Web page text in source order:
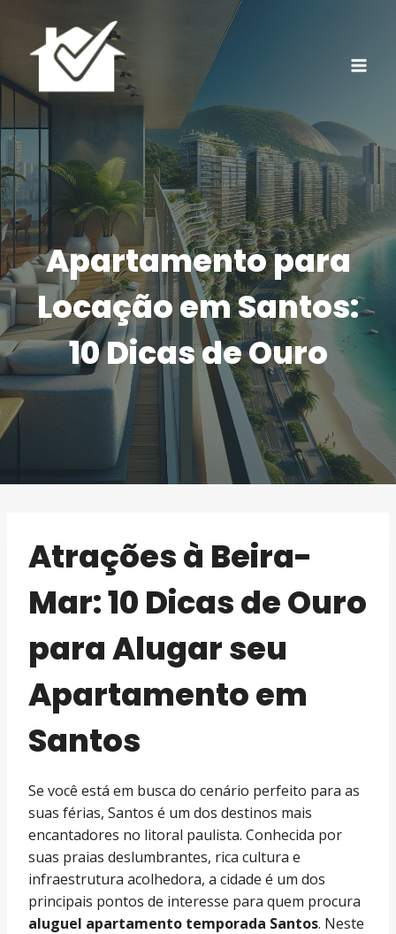
Conteúdo
Apartamento para
Locação em Santos:
10 Dicas de Ouro
Atrações à Beira-
Mar: 10 Dicas de Ouro
para Alugar seu
Apartamento em
Santos
Se você está em busca do cenário perfeito para as
suas férias, Santos é um dos destinos mais
encantadores no litoral paulista. Conhecida por
suas praias deslumbrantes, rica cultura e
infraestrutura acolhedora, a cidade é um dos
principais pontos de interesse para quem procura
aluguel apartamento temporada Santos. Neste